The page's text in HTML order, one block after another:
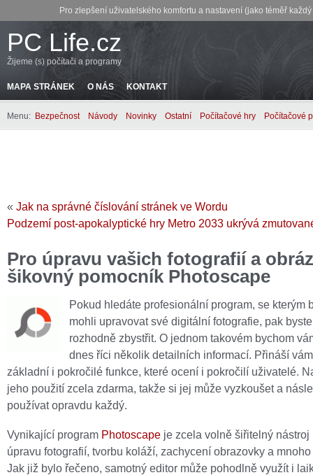
Pro zlepšení uživatelského komfortu a nastavení (jako téměř
PC Life.cz
Žijeme (s) počítači a programy
MAPA STRÁNEK O NÁS KONTAKT
Menu: Bezpečnost Návody Novinky Ostatní Počítačové hry Počítačové
« Jak na správné číslování stránek ve Wordu
Podzemí post-apokalyptické hry Metro 2033 ukrývá
Pro úpravu vašich fotografií a
šikovný pomocník Photoscape
Pokud hledáte profesionální program, se kterým
mohli upravovat své digitální fotografie, pak
rozhodně zbystřit. O jednom takovém bychom
dnes říci několik detailních informací. Přináší
základní i pokročilé funkce, které ocení i pokročilí uživatelé.
jeho použití zcela zdarma, takže si jej může vyzkoušet a
používat opravdu každý.
Vynikající program Photoscape je zcela volně šiřitelný nástroj
úpravu fotografií, tvorbu koláží, zachycení obrazovky a
Jak již bylo řečeno, samotný editor může pohodlně využít i